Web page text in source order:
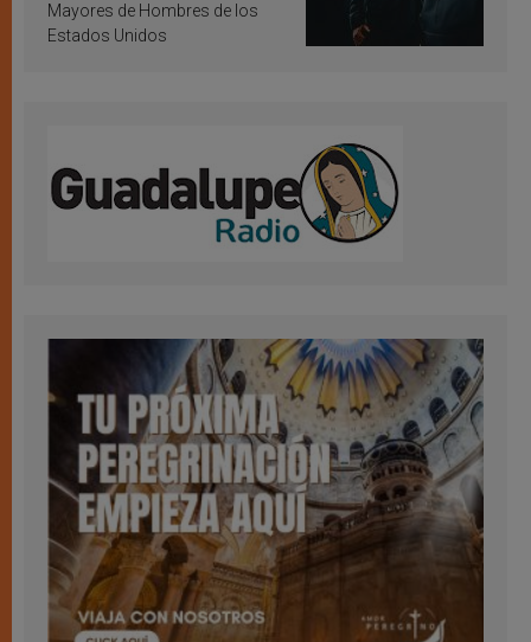
Mayores de Hombres de los
Estados Unidos